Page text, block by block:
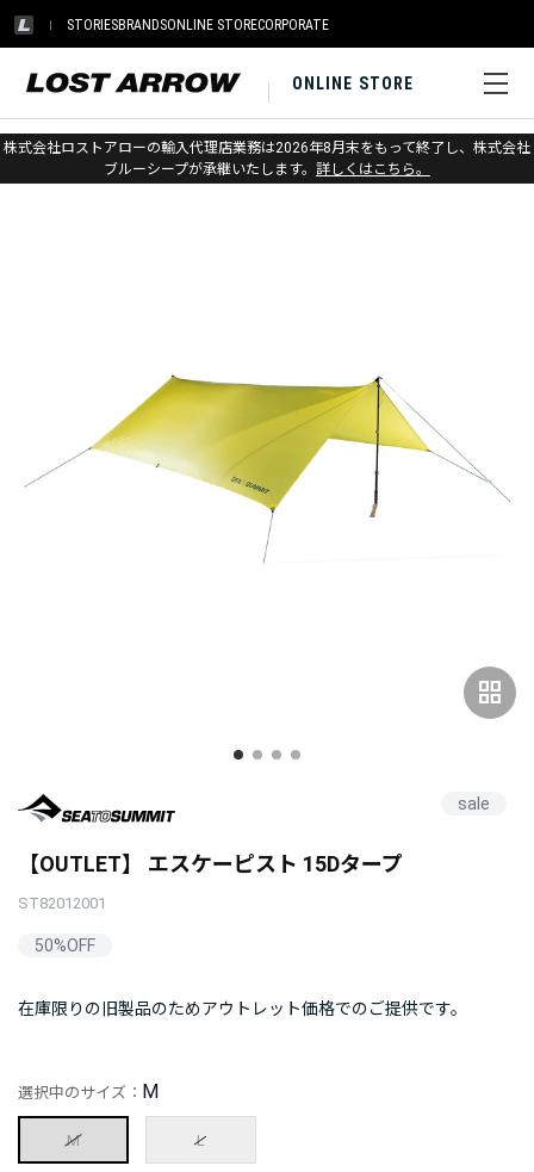
STORIESBRANDSONLINE STORECORPORATE
ONLINE STORE
株式会社ロストアローの輸入代理店業務は2026年8月末をもって終了し、株式会社
ブルーシープが承継いたします。 詳しくはこちら。
ホーム > アウトレット > その他ギア
grid_view
sale
【OUTLET】 エスケーピスト 15Dタープ
ST82012001
50%OFF
在庫限りの旧製品のためアウトレット価格でのご提供です。
選択中のサイズ： M
M L